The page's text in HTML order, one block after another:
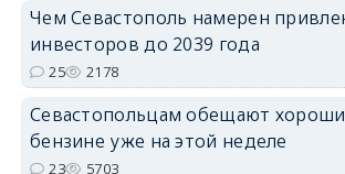
Чем Севастополь намерен
инвесторов до 2039 года
25 2178
Севастопольцам обещают
бензине уже на этой неделе
23 5703